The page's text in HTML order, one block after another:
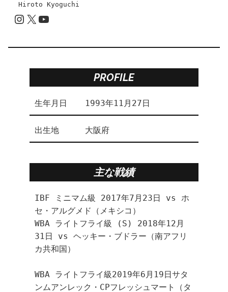
Hiroto Kyoguchi
InstagramX YouTube
PROFILE
生年月日 1993年11月27日
出生地 大阪府
主な戦績
IBF ミニマム級 2017年7月23日 vs ホ
セ・アルグメド（メキシコ）
WBA ライトフライ級 (S) 2018年12月
31日 vs ヘッキー・ブドラー（南アフリ
カ共和国）
WBA ライトフライ級2019年6月19日サタ
ンムアンレック・CPフレッシュマート（タ